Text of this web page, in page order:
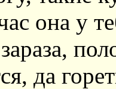
она у
да